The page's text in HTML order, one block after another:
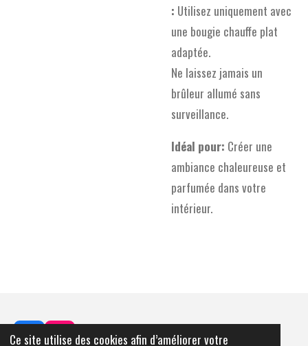
Ce site utilise des cookies afin d’améliorer votre
: Utilisez uniquement avec
une bougie chauffe plat
adaptée.
Ne laissez jamais un
brûleur allumé sans
surveillance.
Idéal pour: Créer une
ambiance chaleureuse et
parfumée dans votre
intérieur.
F I